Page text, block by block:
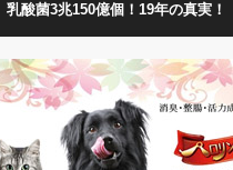
乳酸菌3兆150億個！19年の真実！